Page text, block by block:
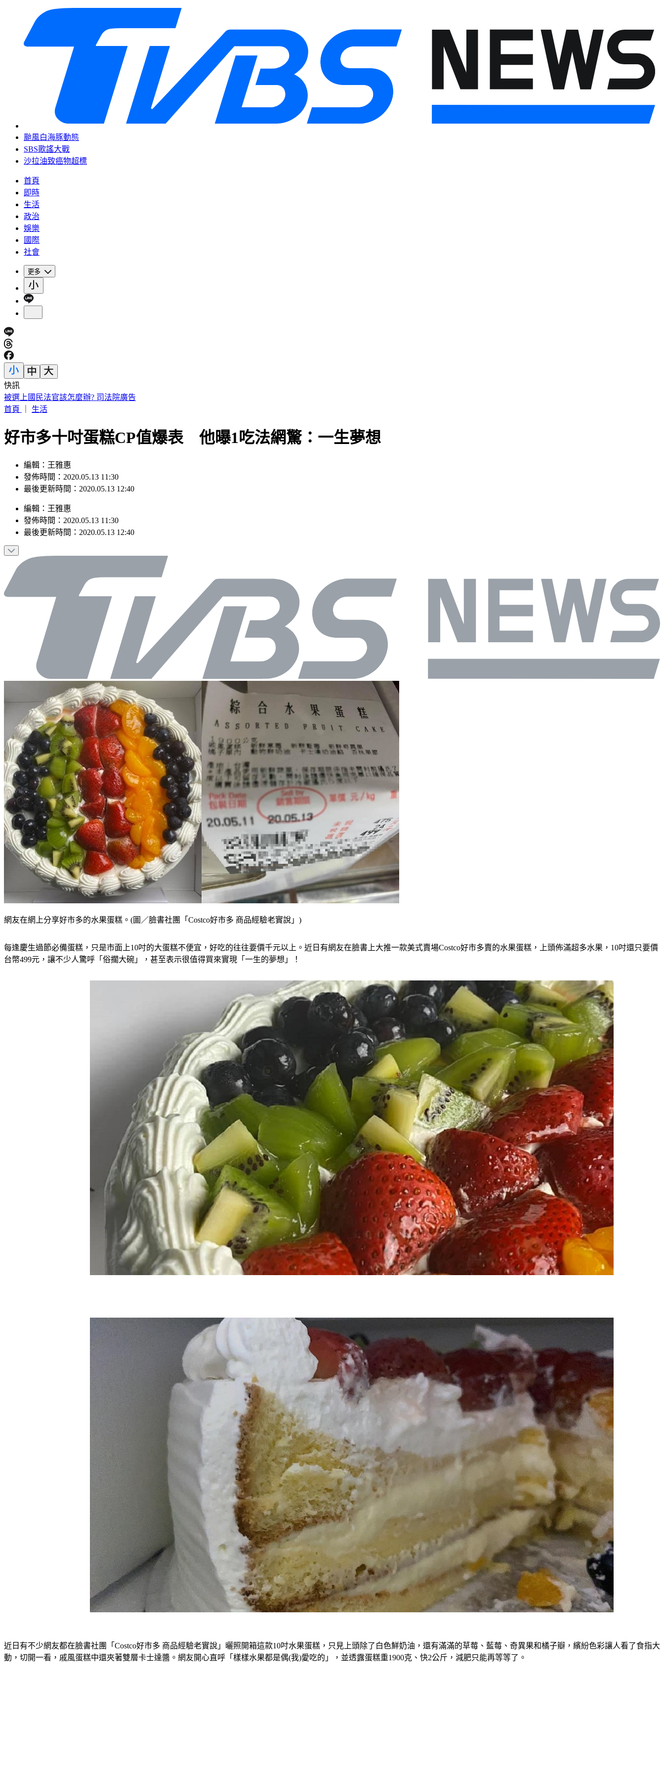
颱風白海豚動態
SBS歌謠大戰
沙拉油致癌物超標
首頁
即時
生活
政治
娛樂
國際
社會
更多
快訊
白海豚明逼近家門！「豪雨熱區」曝光 東部高溫36度
首頁
生活
好市多十吋蛋糕CP值爆表 他曝1吃法網驚：一生夢想
編輯：王雅惠
發佈時間：2020.05.13 11:30
最後更新時間：2020.05.13 12:40
編輯 ： 王雅惠
發佈時間： 2020.05.13 11:30
最後更新時間： 2020.05.13 12:40
網友在網上分享好市多的水果蛋糕。(圖／臉書社團「Costco好市多 商品經驗老實說」)
每逢慶生過節必備蛋糕，只是市面上10吋的大蛋糕不便宜，好吃的往往要價千元以上。近日有網友在臉書上大推一款美式賣場Costco好市多賣的水果蛋糕，上頭佈滿超多水果，10吋還只要價
台幣499元，讓不少人驚呼「俗擱大碗」，甚至表示很值得買來實現「一生的夢想」！
近日有不少網友都在臉書社團「Costco好市多 商品經驗老實說」曬照開箱這款10吋水果蛋糕，只見上頭除了白色鮮奶油，還有滿滿的草莓、藍莓、奇異果和橘子瓣，繽紛色彩讓人看了食指大
動，切開一看，戚風蛋糕中還夾著雙層卡士達醬。網友開心直呼「樣樣水果都是偶(我)愛吃的」，並透露蛋糕重1900克、快2公斤，減肥只能再等等了。